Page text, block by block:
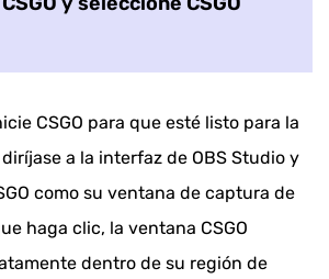
CSGO para que esté listo para la
a la interfaz de OBS Studio y
como su ventana de captura de
haga clic, la ventana CSGO
dentro de su región de